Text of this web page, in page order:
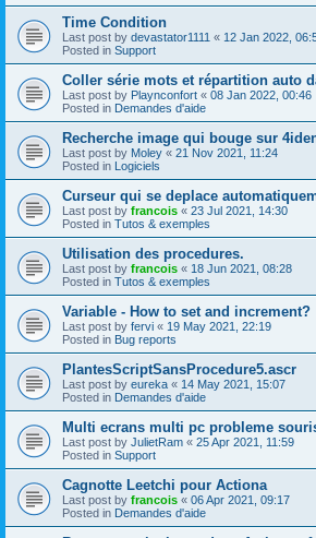
Time Condition
Last post by devastator1111 « 12 Jan 2022,
Posted in Support
Coller série mots et répartition auto
Last post by Playnconfort « 08 Jan 2022, 00:46
Posted in Demandes d'aide
Recherche image qui bouge sur
Last post by Moley « 21 Nov 2021, 11:24
Posted in Logiciels
Curseur qui se deplace
Last post by francois « 23 Jul 2021, 14:30
Posted in Tutos & exemples
Utilisation des procedures.
Last post by francois « 18 Jun 2021, 08:28
Posted in Tutos & exemples
Variable - How to set and increment?
Last post by fervi « 19 May 2021, 22:19
Posted in Bug reports
PlantesScriptSansProcedure5.ascr
Last post by eureka « 14 May 2021, 15:07
Posted in Demandes d'aide
Multi ecrans multi pc probleme
Last post by JulietRam « 25 Apr 2021, 11:59
Posted in Support
Cagnotte Leetchi pour Actiona
Last post by francois « 06 Apr 2021, 09:17
Posted in Demandes d'aide